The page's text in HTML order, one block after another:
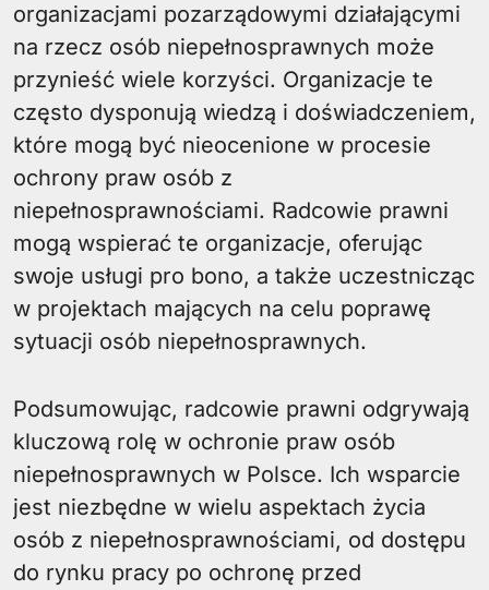
organizacjami pozarządowymi działającymi
na rzecz osób niepełnosprawnych może
przynieść wiele korzyści. Organizacje te
często dysponują wiedzą i doświadczeniem,
które mogą być nieocenione w procesie
ochrony praw osób z
niepełnosprawnościami. Radcowie prawni
mogą wspierać te organizacje, oferując
swoje usługi pro bono, a także uczestnicząc
w projektach mających na celu poprawę
sytuacji osób niepełnosprawnych.
Podsumowując, radcowie prawni odgrywają
kluczową rolę w ochronie praw osób
niepełnosprawnych w Polsce. Ich wsparcie
jest niezbędne w wielu aspektach życia
osób z niepełnosprawnościami, od dostępu
do rynku pracy po ochronę przed